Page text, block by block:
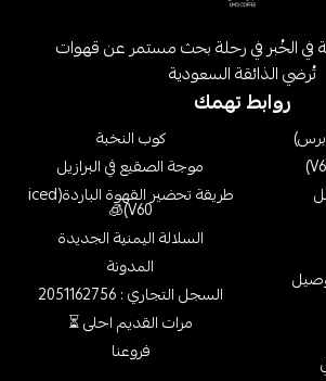
الخُبر في رحلة بحث مستمر عن قهوات
تُرضي الذائقة السعودية
روابط تهمك
كوب النخبة
موجة الصقيع في البرازيل
طريقة تحضير القهوة الباردة(iced
V60)🧊
السلالة اليمنية الجديدة
المدونة
السجل التجاري : 2051162756
مرات القديم احلى ⏳
فروعنا